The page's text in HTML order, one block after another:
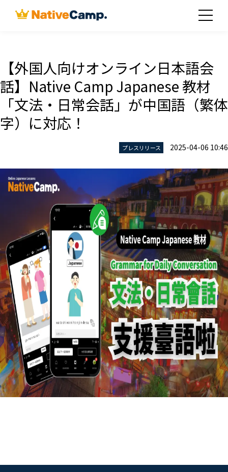
【外国人向けオンライン日本語会
話】Native Camp Japanese 教材
「文法・日常会話」が中国語（繁体
字）に対応！
プレスリリース 2025-04-06 10:46